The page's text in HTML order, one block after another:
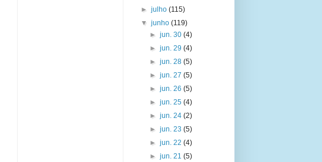
►julho(115)
▼junho(119)
► jun. 30 (4)
► jun. 29 (4)
► jun. 28 (5)
► jun. 27 (5)
► jun. 26 (5)
► jun. 25 (4)
► jun. 24 (2)
► jun. 23 (5)
► jun. 22 (4)
► jun. 21 (5)